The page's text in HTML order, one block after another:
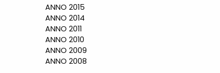
ANNO 2015
ANNO 2014
ANNO 2011
ANNO 2010
ANNO 2009
ANNO 2008